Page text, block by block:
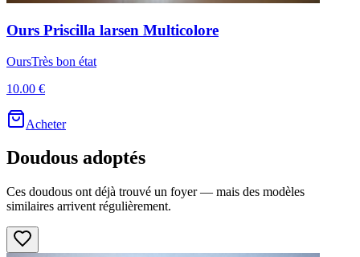
Ours Priscilla larsen Multicolore
OursTrès bon état
10.00 €
Acheter
Doudous adoptés
Ces doudous ont déjà trouvé un foyer — mais des modèles
similaires arrivent régulièrement.